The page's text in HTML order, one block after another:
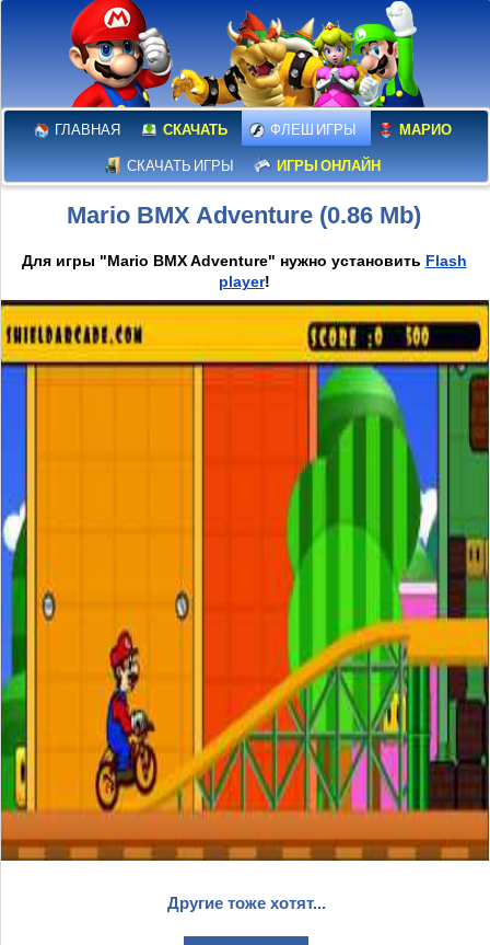
ГЛАВНАЯ СКАЧАТЬ ФЛЕШ ИГРЫ МАРИО
СКАЧАТЬ ИГРЫ ИГРЫ ОНЛАЙН
Mario BMX Adventure (0.86 Mb)
Для игры "Mario BMX Adventure" нужно установить Flash
player!
Другие тоже хотят...